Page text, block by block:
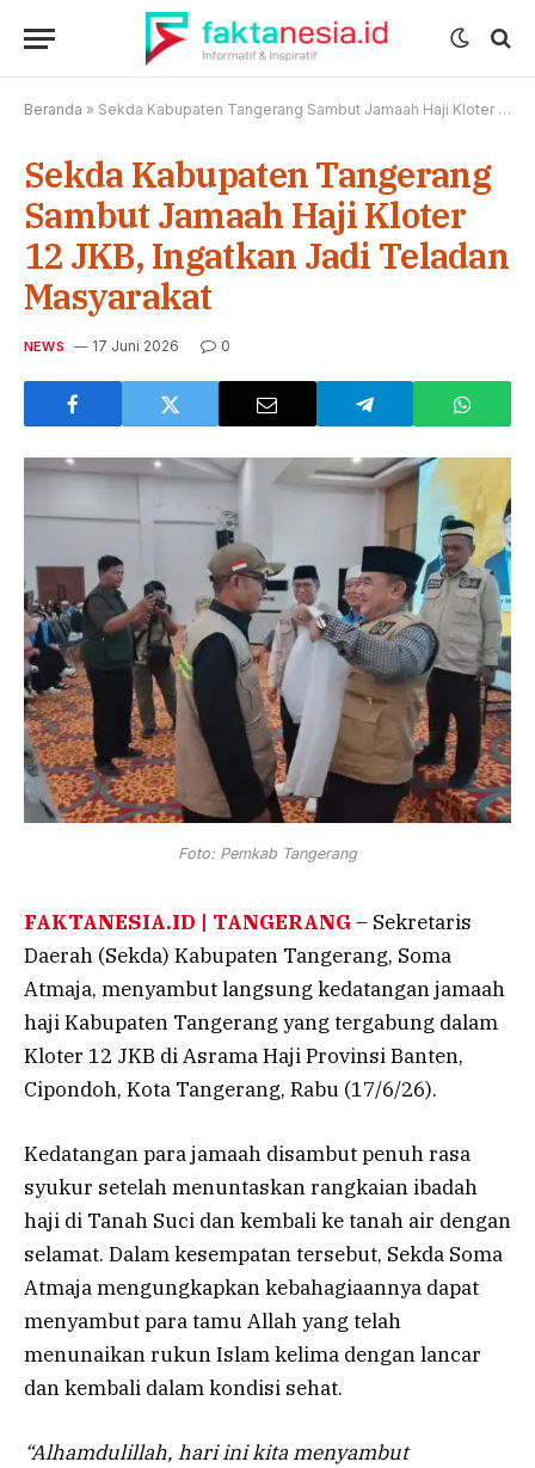
Beranda » Sekda Kabupaten Tangerang Sambut Jamaah Haji Kloter 12 JKB, Ingatkan Jadi Teladan Masyarakat
Sekda Kabupaten Tangerang
Sambut Jamaah Haji Kloter
12 JKB, Ingatkan Jadi Teladan
Masyarakat
NEWS 17 Juni 2026 0
Foto: Pemkab Tangerang
FAKTANESIA.ID | TANGERANG – Sekretaris
Daerah (Sekda) Kabupaten Tangerang, Soma
Atmaja, menyambut langsung kedatangan jamaah
haji Kabupaten Tangerang yang tergabung dalam
Kloter 12 JKB di Asrama Haji Provinsi Banten,
Cipondoh, Kota Tangerang, Rabu (17/6/26).
Kedatangan para jamaah disambut penuh rasa
syukur setelah menuntaskan rangkaian ibadah
haji di Tanah Suci dan kembali ke tanah air dengan
selamat. Dalam kesempatan tersebut, Sekda Soma
Atmaja mengungkapkan kebahagiaannya dapat
menyambut para tamu Allah yang telah
menunaikan rukun Islam kelima dengan lancar
dan kembali dalam kondisi sehat.
“Alhamdulillah, hari ini kita menyambut